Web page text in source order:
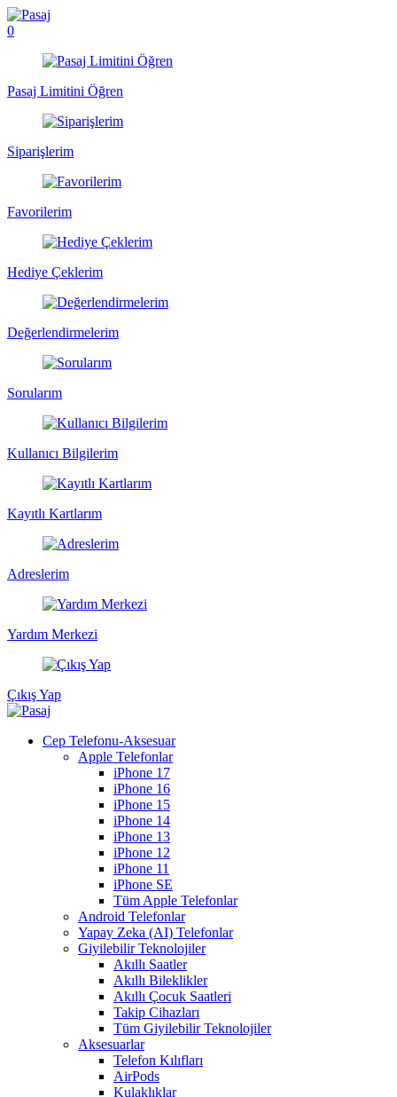
0
Pasaj Limitini Öğren
Siparişlerim
Favorilerim
Hediye Çeklerim
Değerlendirmelerim
Sorularım
Kullanıcı Bilgilerim
Kayıtlı Kartlarım
Adreslerim
Yardım Merkezi
Çıkış Yap
Cep Telefonu-Aksesuar
Apple Telefonlar
iPhone 17
iPhone 16
iPhone 15
iPhone 14
iPhone 13
iPhone 12
iPhone 11
iPhone SE
Tüm Apple Telefonlar
Android Telefonlar
Yapay Zeka (AI) Telefonlar
Giyilebilir Teknolojiler
Akıllı Saatler
Akıllı Bileklikler
Akıllı Çocuk Saatleri
Takip Cihazları
Tüm Giyilebilir Teknolojiler
Aksesuarlar
Telefon Kılıfları
AirPods
Kulaklıklar